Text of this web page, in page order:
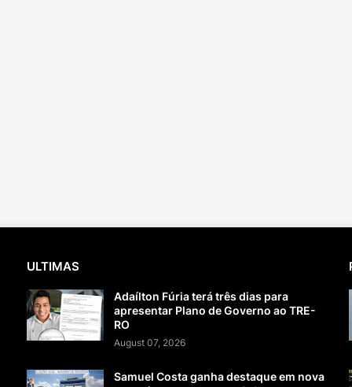
ULTIMAS
Adaílton Fúria terá três dias para
apresentar Plano de Governo ao TRE-
RO
August 07, 2026
Samuel Costa ganha destaque em nova